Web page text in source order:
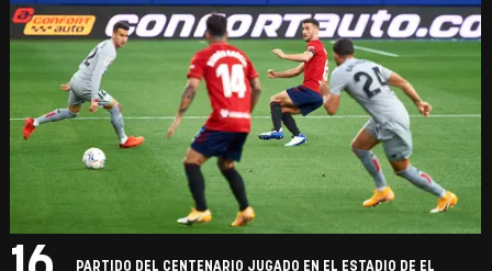
PARTIDO DEL CENTENARIO JUGADO EN EL ESTADIO DE EL